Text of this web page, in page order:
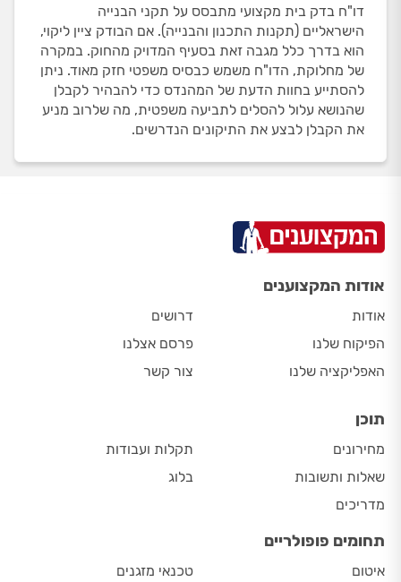
דו"ח בדק בית מקצועי מתבסס על תקני הבנייה
הישראליים (תקנות התכנון והבנייה). אם הבודק ציין ליקוי,
הוא בדרך כלל מגבה זאת בסעיף המדויק מהחוק. במקרה
של מחלוקת, הדו"ח משמש כבסיס משפטי חזק מאוד. ניתן
להסתייע בחוות הדעת של המהנדס כדי להבהיר לקבלן
שהנושא עלול להסלים לתביעה משפטית, מה שלרוב מניע
את הקבלן לבצע את התיקונים הנדרשים.
אודות המקצוענים
אודות
הפיקוח שלנו
האפליקציה שלנו
דרושים
פרסם אצלנו
צור קשר
תוכן
מחירונים
שאלות ותשובות
מדריכים
תקלות ועבודות
בלוג
תחומים פופולריים
איטום
טכנאי מזגנים